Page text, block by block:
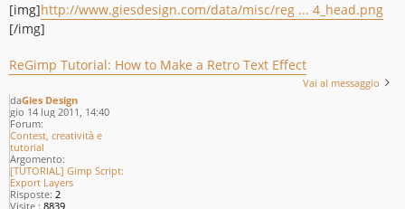
[img]http://www.giesdesign.com/data/misc/reg ... 4_head.png
[/img]
ReGimp Tutorial: How to Make a Retro Text Effect
Vai al messaggio
daGies Design
gio 14 lug 2011, 14:40
Forum:
Contest, creatività e
tutorial
Argomento:
[TUTORIAL] Gimp Script:
Export Layers
Risposte: 2
Visite : 8839